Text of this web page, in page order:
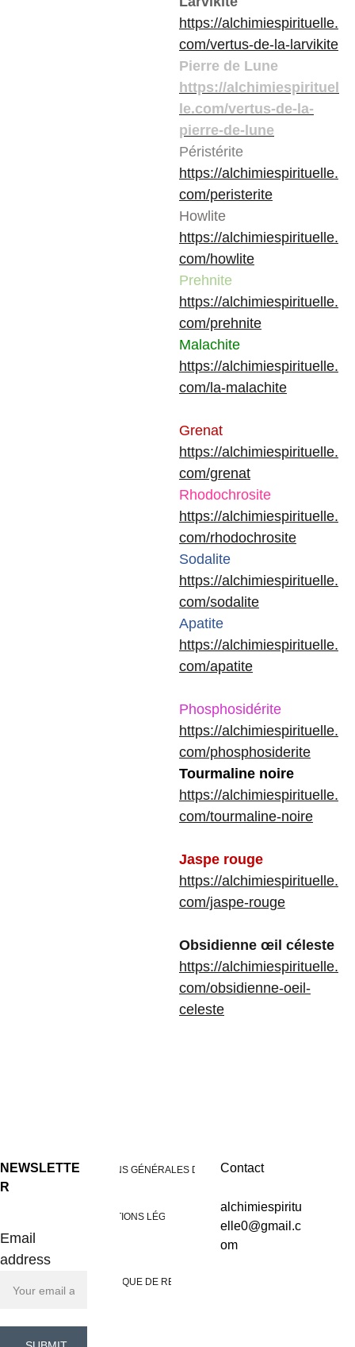
https://alchimiespirituelle.
com/vertus-de-la-larvikite
Pierre de Lune
https://alchimiespirituel
le.com/vertus-de-la-
pierre-de-lune
Péristérite
https://alchimiespirituelle.
com/peristerite
Howlite
https://alchimiespirituelle.
com/howlite
Prehnite
https://alchimiespirituelle.
com/prehnite
Malachite
https://alchimiespirituelle.
com/la-malachite
Grenat
https://alchimiespirituelle.
com/grenat
Rhodochrosite
https://alchimiespirituelle.
com/rhodochrosite
Sodalite
https://alchimiespirituelle.
com/sodalite
Apatite
https://alchimiespirituelle.
com/apatite
Phosphosidérite
https://alchimiespirituelle.
com/phosphosiderite
Tourmaline noire
https://alchimiespirituelle.
com/tourmaline-noire
Jaspe rouge
https://alchimiespirituelle.
com/jaspe-rouge
Obsidienne œil céleste
https://alchimiespirituelle.
com/obsidienne-oeil-
celeste
NEWSLETTE
R
Contact
alchimiespiritu
elle0@gmail.c
om
Email
address
CONDITIONS GÉNÉRALES DE VENTES
MENTIONS LÉGALES
POLITIQUE DE RETOUR